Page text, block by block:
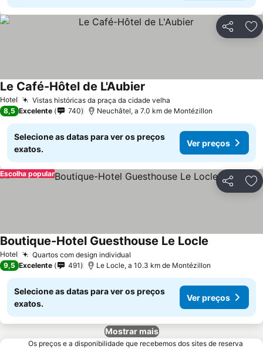
Partilhar
Hotel Vistas históricas da praça da cidade velha
Le Café-Hôtel de L'Aubier
8,5 Excelente 740 Neuchâtel, a 7.0 km de Montézillon
Selecione as datas para ver os preços
exatos.
Ver preços
Partilhar
Escolha popular
Hotel Quartos com design individual
Boutique-Hotel Guesthouse Le Locle
9,5 Excelente 491 Le Locle, a 10.3 km de Montézillon
Selecione as datas para ver os preços
exatos.
Ver preços
Mostrar mais
Os preços e a disponibilidade que recebemos dos sites de reserva